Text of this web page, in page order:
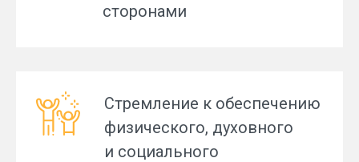
сторонами
Стремление к обеспечению
физического, духовного
и социального